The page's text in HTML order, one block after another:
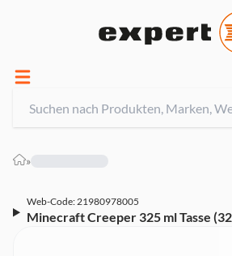
»
Web-Code: 21980978005
Minecraft Creeper 325 ml Tasse